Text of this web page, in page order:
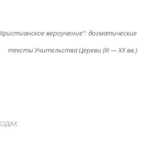
вероучение": догматические
тексты Учительства Церкви (III — ХХ вв.)